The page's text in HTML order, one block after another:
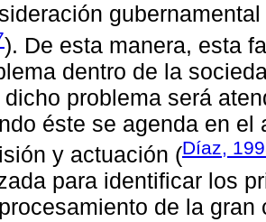
gubernamental
). De esta manera, esta
dentro de la
dicho problema será
éste se agenda en el
y actuación (Díaz,
para identificar los
de la